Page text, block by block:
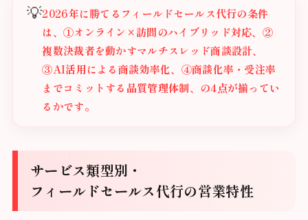
💡2026年に勝てるフィールドセールス代行の条件
は、①オンライン×訪問のハイブリッド対応、②
複数決裁者を動かすマルチスレッド商談設計、
③AI活用による商談効率化、④商談化率・受注率
までコミットする品質管理体制、の4点が揃ってい
るかです。
サービス類型別・
フィールドセールス代行の営業特性